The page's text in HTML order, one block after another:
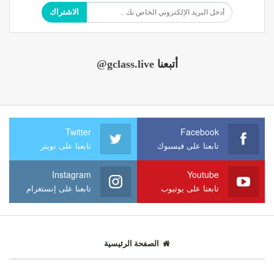
الاشتراك
أتبعنا@gclass.live
Facebook
تابعنا على فيسبوك
Twitter
تابعنا على تويتر
Youtube
تابعنا على يوتيوب
Instagram
تابعنا على إنستغرام
الصفحة الرئيسية